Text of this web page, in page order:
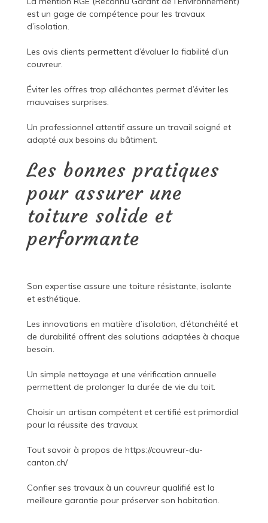
est un gage de compétence pour les travaux
d’isolation.
Les avis clients permettent d’évaluer la fiabilité d’un
couvreur.
Éviter les offres trop alléchantes permet d’éviter les
mauvaises surprises.
Un professionnel attentif assure un travail soigné et
adapté aux besoins du bâtiment.
Les bonnes pratiques
pour assurer une
toiture solide et
performante
Son expertise assure une toiture résistante, isolante
et esthétique.
Les innovations en matière d’isolation, d’étanchéité et
de durabilité offrent des solutions adaptées à chaque
besoin.
Un simple nettoyage et une vérification annuelle
permettent de prolonger la durée de vie du toit.
Choisir un artisan compétent et certifié est primordial
pour la réussite des travaux.
Tout savoir à propos de https://couvreur-du-
canton.ch/
Confier ses travaux à un couvreur qualifié est la
meilleure garantie pour préserver son habitation.